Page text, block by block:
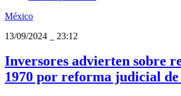
México
13/09/2024
23:12
Inversores advierten sobre
1970 por reforma judicial